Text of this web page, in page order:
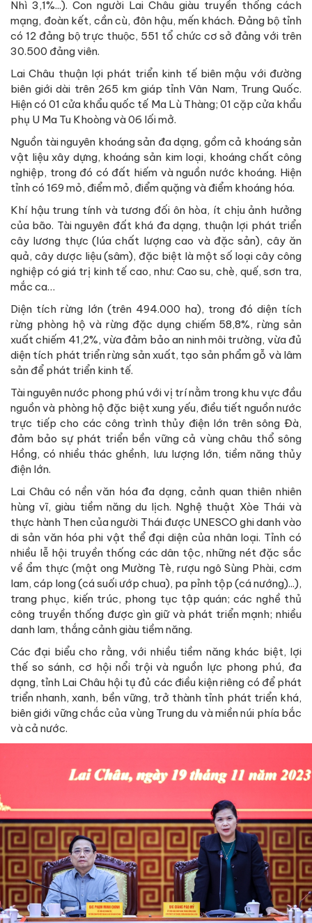
Nhì 3,1%...). Con người Lai Châu giàu truyền thống cách
mạng, đoàn kết, cần cù, đôn hậu, mến khách. Đảng bộ tỉnh
có 12 đảng bộ trực thuộc, 551 tổ chức cơ sở đảng với trên
30.500 đảng viên.
Lai Châu thuận lợi phát triển kinh tế biên mậu với đường
biên giới dài trên 265 km giáp tỉnh Vân Nam, Trung Quốc.
Hiện có 01 cửa khẩu quốc tế Ma Lù Thàng; 01 cặp cửa khẩu
phụ U Ma Tu Khoòng và 06 lối mở.
Nguồn tài nguyên khoáng sản đa dạng, gồm cả khoáng sản
vật liệu xây dựng, khoáng sản kim loại, khoáng chất công
nghiệp, trong đó có đất hiếm và nguồn nước khoáng. Hiện
tỉnh có 169 mỏ, điểm mỏ, điểm quặng và điểm khoáng hóa.
Khí hậu trung tính và tương đối ôn hòa, ít chịu ảnh hưởng
của bão. Tài nguyên đất khá đa dạng, thuận lợi phát triển
cây lương thực (lúa chất lượng cao và đặc sản), cây ăn
quả, cây dược liệu (sâm), đặc biệt là một số loại cây công
nghiệp có giá trị kinh tế cao, như: Cao su, chè, quế, sơn tra,
mắc ca…
Diện tích rừng lớn (trên 494.000 ha), trong đó diện tích
rừng phòng hộ và rừng đặc dụng chiếm 58,8%, rừng sản
xuất chiếm 41,2%, vừa đảm bảo an ninh môi trường, vừa đủ
diện tích phát triển rừng sản xuất, tạo sản phẩm gỗ và lâm
sản để phát triển kinh tế.
Tài nguyên nước phong phú với vị trí nằm trong khu vực đầu
nguồn và phòng hộ đặc biệt xung yếu, điều tiết nguồn nước
trực tiếp cho các công trình thủy điện lớn trên sông Đà,
đảm bảo sự phát triển bền vững cả vùng châu thổ sông
Hồng, có nhiều thác ghềnh, lưu lượng lớn, tiềm năng thủy
điện lớn.
Lai Châu có nền văn hóa đa dạng, cảnh quan thiên nhiên
hùng vĩ, giàu tiềm năng du lịch. Nghệ thuật Xòe Thái và
thực hành Then của người Thái được UNESCO ghi danh vào
di sản văn hóa phi vật thể đại diện của nhân loại. Tỉnh có
nhiều lễ hội truyền thống các dân tộc, những nét đặc sắc
về ẩm thực (mật ong Mường Tè, rượu ngô Sùng Phài, cơm
lam, cáp long (cá suối ướp chua), pa pỉnh tộp (cá nướng)...),
trang phục, kiến trúc, phong tục tập quán; các nghề thủ
công truyền thống được gìn giữ và phát triển mạnh; nhiều
danh lam, thắng cảnh giàu tiềm năng.
Các đại biểu cho rằng, với nhiều tiềm năng khác biệt, lợi
thế so sánh, cơ hội nổi trội và nguồn lực phong phú, đa
dạng, tỉnh Lai Châu hội tụ đủ các điều kiện riêng có để phát
triển nhanh, xanh, bền vững, trở thành tỉnh phát triển khá,
biên giới vững chắc của vùng Trung du và miền núi phía bắc
và cả nước.